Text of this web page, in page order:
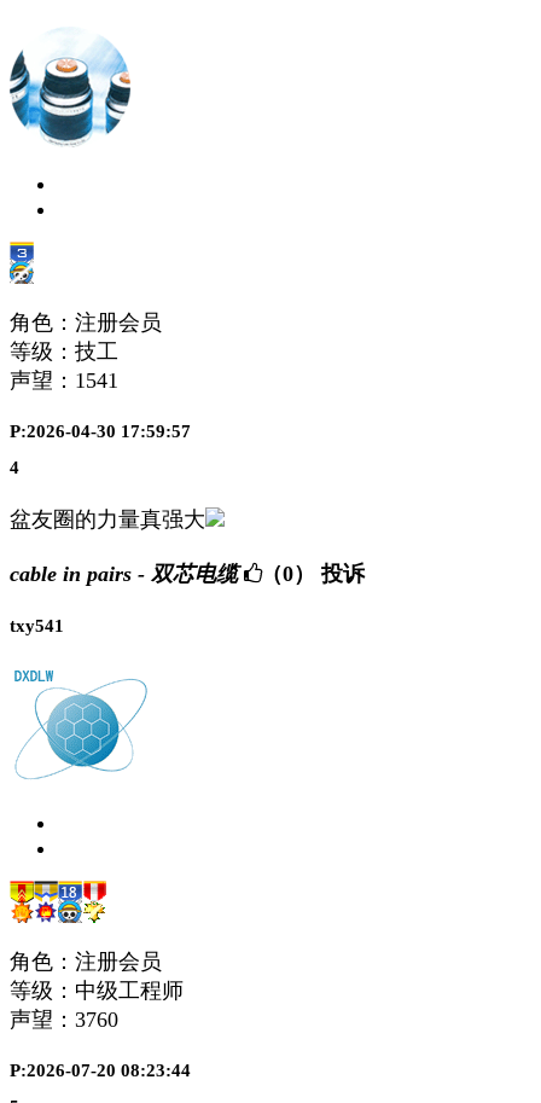
角色：注册会员
等级：技工
声望： 1541
P:2026-04-30 17:59:57
4
盆友圈的力量真强大
cable in pairs - 双芯电缆 （0） 投诉
txy541
角色：注册会员
等级：中级工程师
声望： 3760
P:2026-07-20 08:23:44